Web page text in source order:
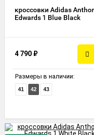
кроссовки Adidas
Edwards 1 Blue Black
4 790 ₽
Размеры в наличии:
41 42 43